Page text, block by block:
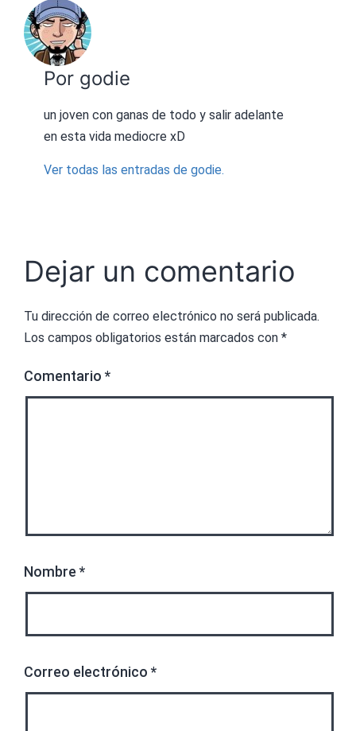
Por godie
un joven con ganas de todo y salir adelante
en esta vida mediocre xD
Ver todas las entradas de godie.
Dejar un comentario
Tu dirección de correo electrónico no será publicada.
Los campos obligatorios están marcados con *
Comentario *
Nombre *
Correo electrónico *